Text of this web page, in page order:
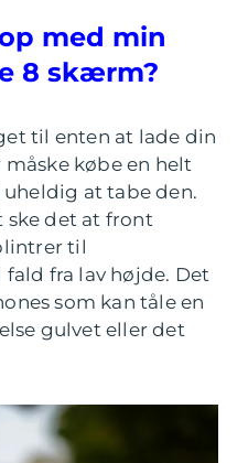
med min
8 skærm?
til enten at lade din
købe en helt
uheldig at tabe den.
ske det at front
til
fra lav højde. Det
som kan tåle en
gulvet eller det